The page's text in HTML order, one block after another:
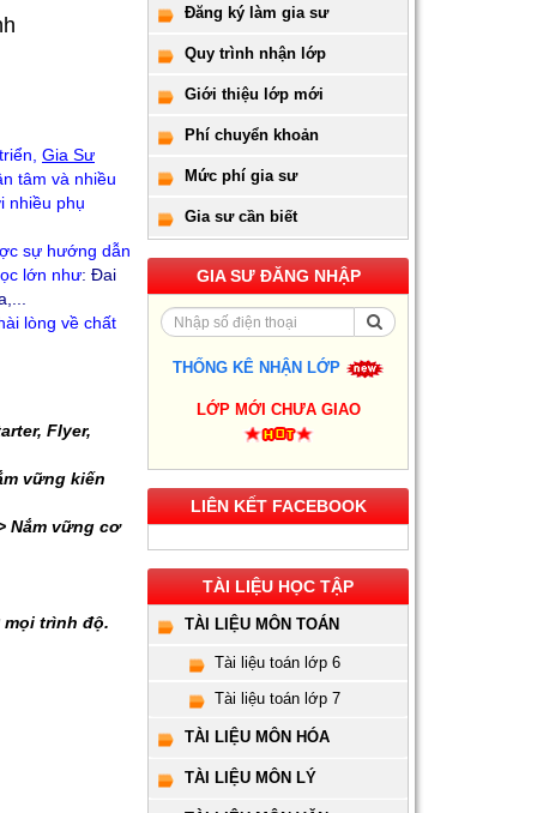
Gia Sư
tâm và nhiều
nhiều phụ
sự hướng dẫn
lớn như: Đai
lòng về chất
Flyer,
vững kiến
Nắm vững cơ
mọi trình độ.
Đăng ký làm gia sư
Quy trình nhận lớp
Giới thiệu lớp mới
Phí chuyển khoản
Mức phí gia sư
Gia sư cần biết
GIA SƯ ĐĂNG NHẬP
THỐNG KÊ NHẬN LỚP
LỚP MỚI CHƯA GIAO
LIÊN KẾT FACEBOOK
TÀI LIỆU HỌC TẬP
TÀI LIỆU MÔN TOÁN
Tài liệu toán lớp 6
Tài liệu toán lớp 7
TÀI LIỆU MÔN HÓA
TÀI LIỆU MÔN LÝ
Gia Sư Luyện Thi IELTS
Cấp Tốc - Lộ Trình Đạt
Band 6.0-8.0 Trong 2-4
Tháng
Gia sư luyện thi TOEIC -
Phương pháp đạt 900+
điểm nhanh nhất
Gia Sư Piano Cho Trẻ
Em Tại HCM
Cho Sinh Viên: Hướng
Dẫn Chi Tiết Từ A-Z Cho